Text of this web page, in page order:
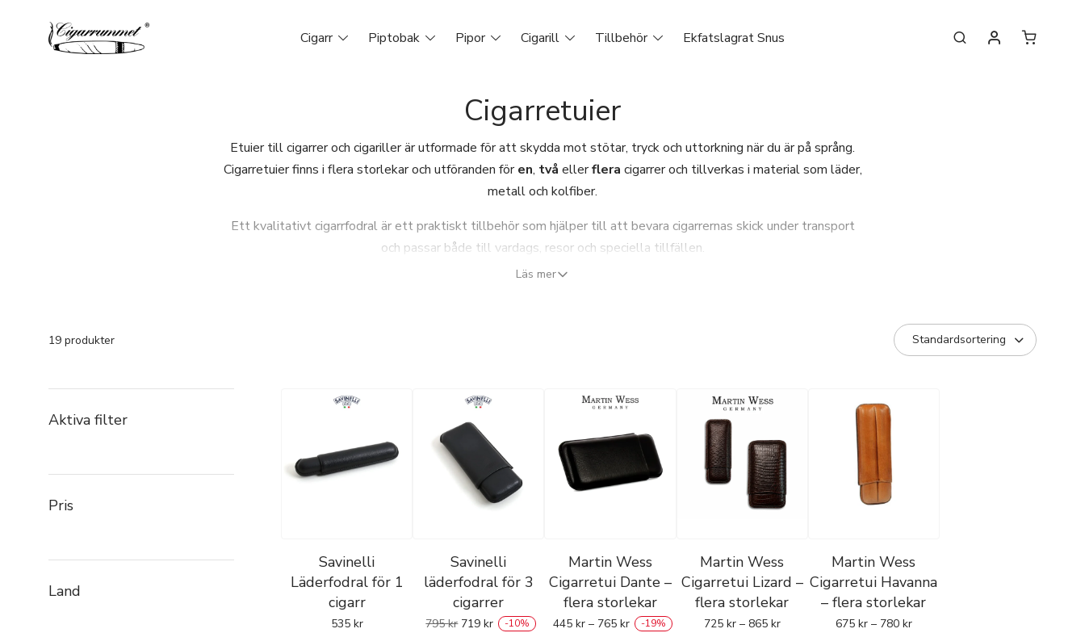
Cigarr Piptobak Pipor Cigarill Tillbehör Ekfatslagrat Snus
Cigarretuier
Etuier till cigarrer och cigariller är utformade för att skydda mot stötar, tryck och uttorkning när du är på språng.
Cigarretuier finns i flera storlekar och utföranden fören, två ellerflera cigarrer och tillverkas i material som läder,
metall och kolfiber.
Ett kvalitativt cigarrfodral är ett praktiskt tillbehör som hjälper till att bevara cigarrernas skick under transport
och passar både till vardags, resor och speciella tillfällen.
Läs mer
19 produkter
Aktiva filter
Pris
Land
Savinelli
Läderfodral för 1
cigarr
535 kr
Savinelli
läderfodral för 3
cigarrer
795kr 719kr -10%
Martin Wess
Cigarretui Dante –
flera storlekar
445kr – 765kr -19%
Martin Wess
Cigarretui Lizard –
flera storlekar
725 kr – 865 kr
Martin Wess
Cigarretui Havanna
– flera storlekar
675 kr – 780 kr